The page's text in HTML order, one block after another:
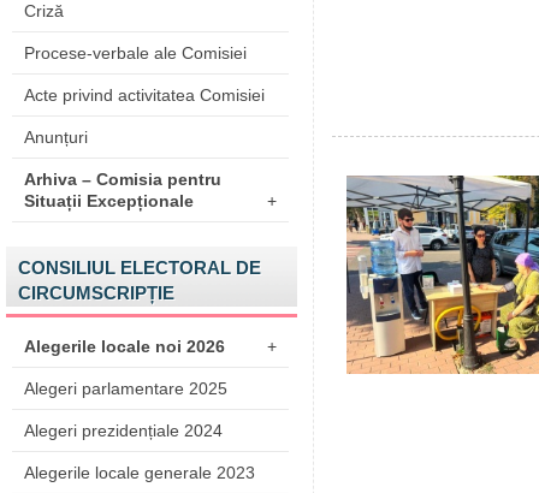
Criză
Procese-verbale ale Comisiei
Acte privind activitatea Comisiei
Anunțuri
Arhiva – Comisia pentru
Situații Excepționale
+
CONSILIUL ELECTORAL DE
CIRCUMSCRIPȚIE
Alegerile locale noi 2026 +
Alegeri parlamentare 2025
Alegeri prezidențiale 2024
Alegerile locale generale 2023